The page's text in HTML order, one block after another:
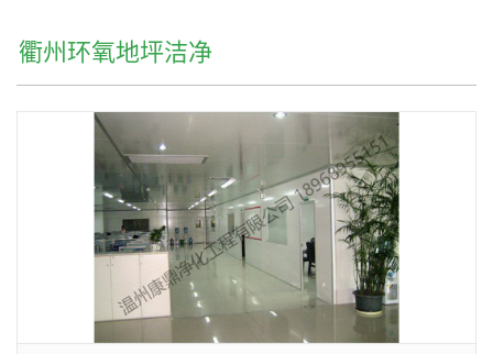
衢州环氧地坪洁净
工程
当前位置：首页>> 净化工程 衢州环氧地坪洁净工程